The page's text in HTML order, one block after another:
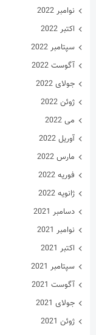
نوامبر 2022
اکتبر 2022
سپتامبر 2022
آگوست 2022
جولای 2022
ژوئن 2022
می 2022
آوریل 2022
مارس 2022
فوریه 2022
ژانویه 2022
دسامبر 2021
نوامبر 2021
اکتبر 2021
سپتامبر 2021
آگوست 2021
جولای 2021
ژوئن 2021